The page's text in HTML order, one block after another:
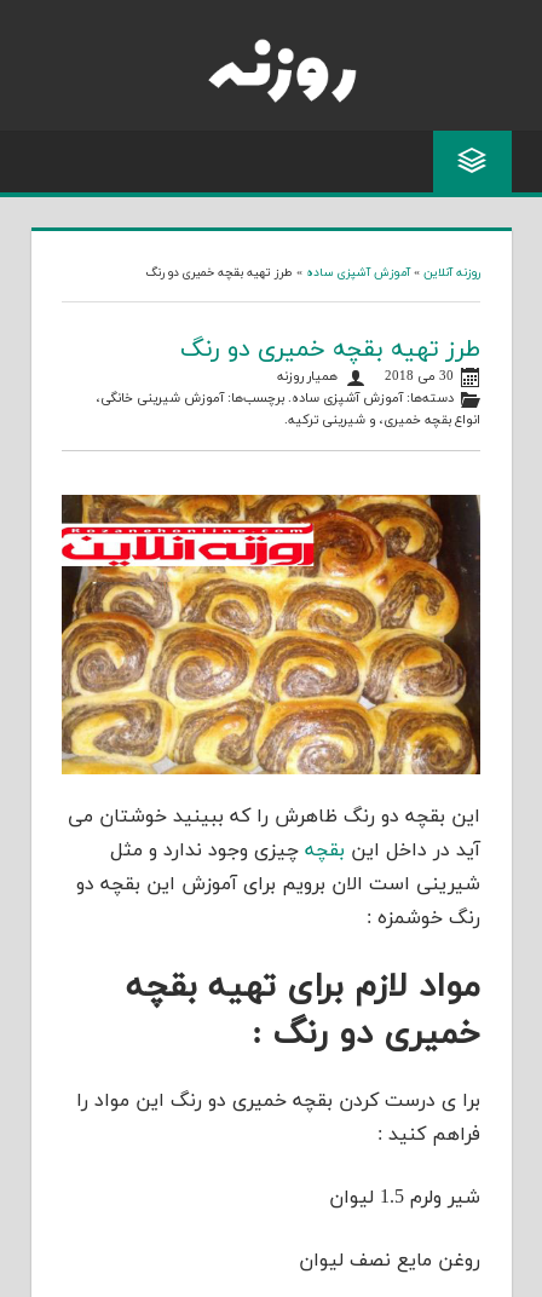
روزنه آنلاین »آموزش آشپزی ساده » طرز تهیه بقچه خمیری دو رنگ
طرز تهیه بقچه خمیری دو رنگ
30 می 2018
همیار روزنه
دسته‌ها:آموزش آشپزی ساده. برچسب‌ها:آموزش شیرینی خانگی،
انواع بقچه خمیری، و شیرینی ترکیه.
این بقچه دو رنگ ظاهرش را که ببینید خوشتان می
آید در داخل این بقچه چیزی وجود ندارد و مثل
شیرینی است الان برویم برای آموزش این بقچه دو
رنگ خوشمزه :
مواد لازم برای تهیه بقچه
خمیری دو رنگ :
برا ی درست کردن بقچه خمیری دو رنگ این مواد را
فراهم کنید :
شیر ولرم 1.5 لیوان
روغن مایع نصف لیوان